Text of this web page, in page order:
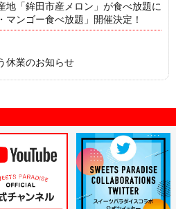
地「鉾田市産メロン」が食べ放題に
ンゴー食べ放題」開催決定！
休業のお知らせ